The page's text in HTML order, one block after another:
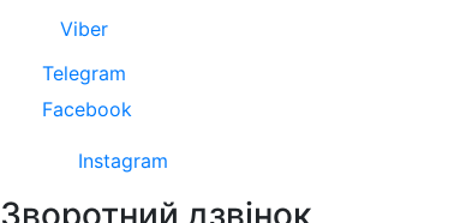
Viber
Telegram
Facebook
Instagram
Зворотний дзвінок